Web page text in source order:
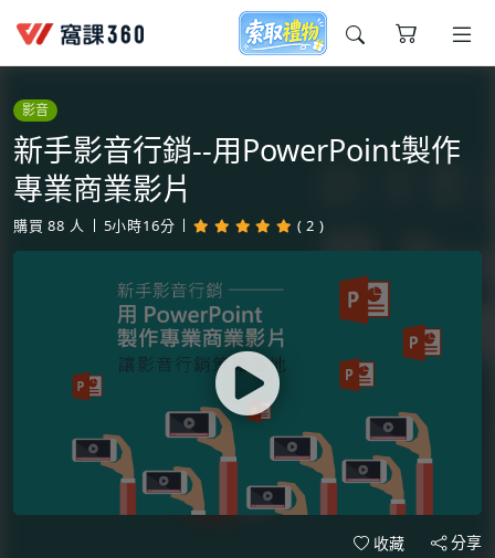
今天想要學什麼?
窩課推薦給您
影音
新手影音行銷--用PowerPoint製作
專業商業影片
購買 88 人 5小時16分 ( 2 )
收藏 分享